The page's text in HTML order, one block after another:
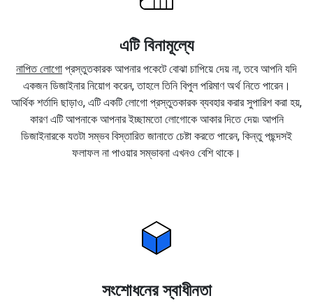
এটি বিনামূল্যে
নাপিত লোগো প্রস্তুতকারক আপনার পকেটে বোঝা চাপিয়ে দেয় না, তবে আপনি যদি
একজন ডিজাইনার নিয়োগ করেন, তাহলে তিনি বিপুল পরিমাণ অর্থ নিতে পারেন।
আর্থিক শর্তাদি ছাড়াও, এটি একটি লোগো প্রস্তুতকারক ব্যবহার করার সুপারিশ করা হয়,
কারণ এটি আপনাকে আপনার ইচ্ছামতো লোগোকে আকার দিতে দেয়৷ আপনি
ডিজাইনারকে যতটা সম্ভব বিস্তারিত জানাতে চেষ্টা করতে পারেন, কিন্তু পছন্দসই
ফলাফল না পাওয়ার সম্ভাবনা এখনও বেশি থাকে।
সংশোধনের স্বাধীনতা